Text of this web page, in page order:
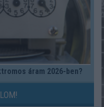
áram 2026-ben?